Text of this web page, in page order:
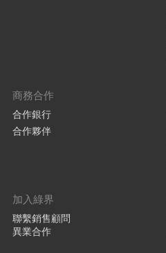
商務合作
合作銀行
合作夥伴
加入綠界
聯繫銷售顧問
異業合作